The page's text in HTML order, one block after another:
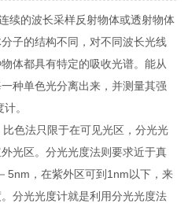
的波长采样反射物体或透射物体
子的结构不同，对不同波长光线
体都具有特定的吸收光谱。能从
种单色光分离出来，并测量其强
。
色法只限于在可见光区，分光光
光区。分光光度法则要求近于真
5nm，在紫外区可到1nm以下，来
分光光度计就是利用分光光度法